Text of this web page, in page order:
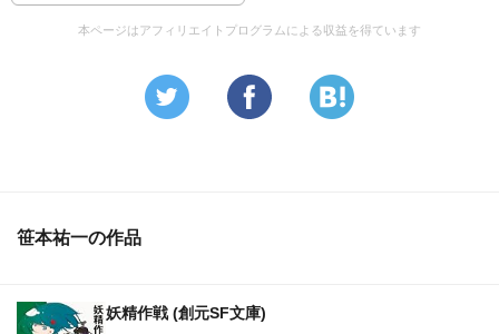
本ページはアフィリエイトプログラムによる収益を得ています
笹本祐一の作品
妖精作戦 (創元SF文庫)